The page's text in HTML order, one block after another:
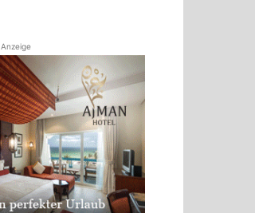
Anzeige